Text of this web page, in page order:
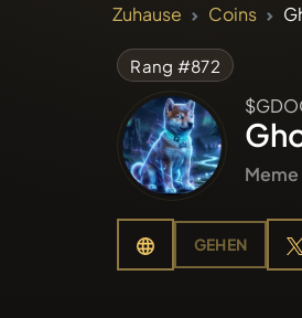
Zuhause Coins
Rang #872
Meme
GEHEN